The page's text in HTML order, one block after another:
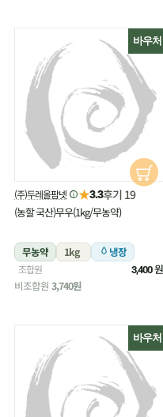
바우처
(주)두레올팜넷 ★3.3후기 19
(농할 국산)무우(1kg/무농약)
무농약 1kg 냉장
조합원 3,400원
비조합원 3,740원
바우처